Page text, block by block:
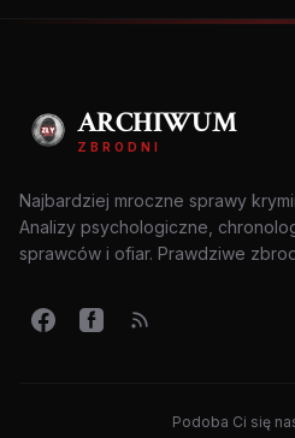
ARCHIWUM
ZBRODNI
Najbardziej mroczne sprawy
Analizy psychologiczne,
sprawców i ofiar. Prawdziwe
Podoba Ci się